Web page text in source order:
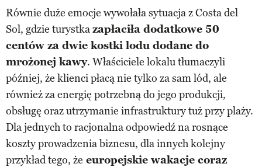
Równie duże emocje wywołała sytuacja z Costa del
Sol, gdzie turystkazapłaciła dodatkowe 50
centów za dwie kostki lodu dodane do
mrożonej kawy. Właściciele lokalu tłumaczyli
później, że klienci płacą nie tylko za sam lód, ale
również za energię potrzebną do jego produkcji,
obsługę oraz utrzymanie infrastruktury tuż przy plaży.
Dla jednych to racjonalna odpowiedź na rosnące
koszty prowadzenia biznesu, dla innych kolejny
przykład tego, że europejskie wakacje coraz